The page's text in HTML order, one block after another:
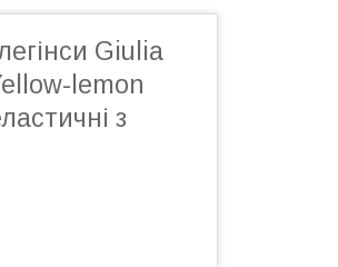
Giulia
lemon
з